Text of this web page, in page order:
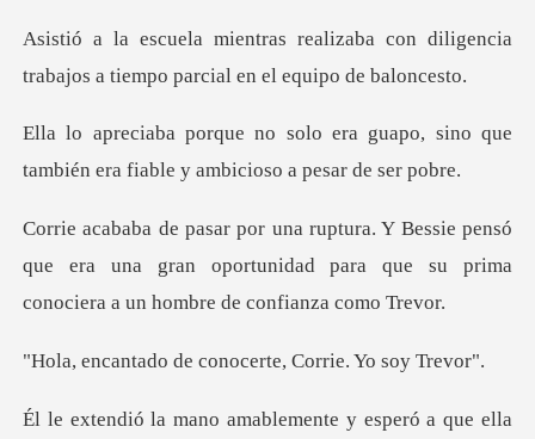
aba con diligencia
trabajos a tiempo
a guapo, sino que
también era fiabl
pensó
que era una gran oportunidad para que su pri
e conocerte, Corri
mablemente y esperó a qu